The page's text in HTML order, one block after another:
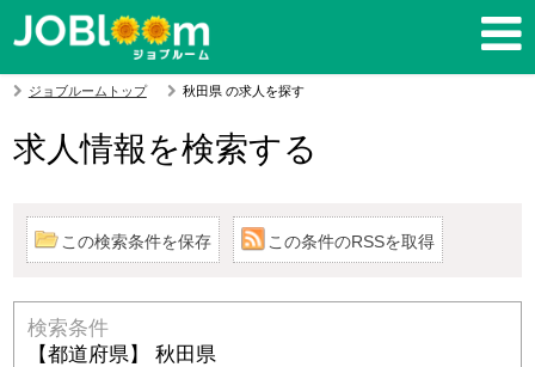
ジョブルームトップ 秋田県 の求人を探す
求人情報を検索する
この検索条件を保存 この条件のRSSを取得
検索条件
【都道府県】 秋田県